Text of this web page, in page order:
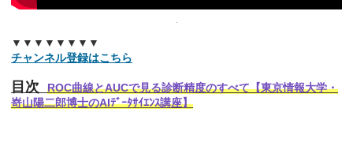
▼▼▼▼▼▼▼▼
チャンネル登録はこちら
目次
ROC曲線とAUCで見る診断精度のすべて【東京情報大学・
嵜山陽二郎博士のAIﾃﾞｰﾀｻｲｴﾝｽ講座】